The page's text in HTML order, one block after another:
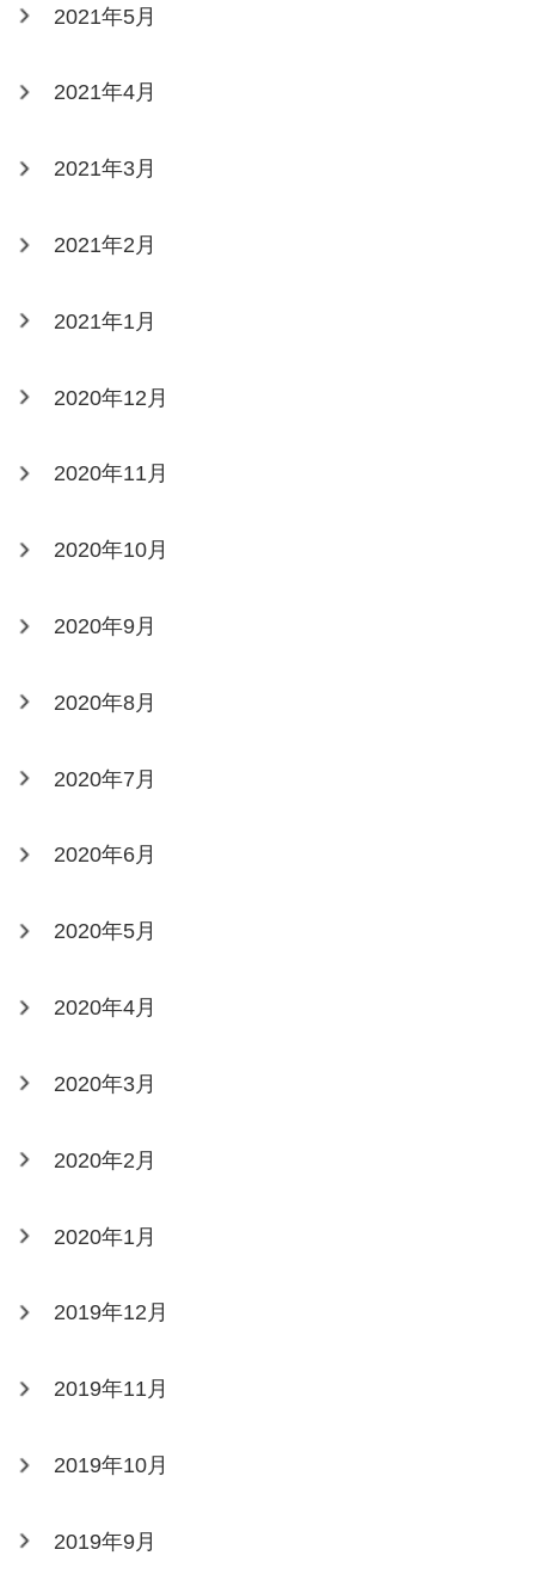
2021年5月
2021年4月
2021年3月
2021年2月
2021年1月
2020年12月
2020年11月
2020年10月
2020年9月
2020年8月
2020年7月
2020年6月
2020年5月
2020年4月
2020年3月
2020年2月
2020年1月
2019年12月
2019年11月
2019年10月
2019年9月